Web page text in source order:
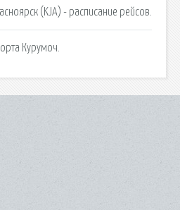
(KJA) - расписание рейсов.
Курумоч.